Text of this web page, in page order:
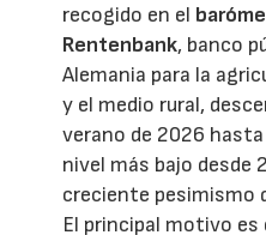
recogido en el
Rentenbank, banco
Alemania para la
y el medio rural,
verano de 2026
nivel más bajo desde
creciente pesimismo
El principal motivo